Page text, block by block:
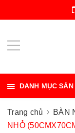
DANH MỤC SẢN
Trang chủ BÀN
NHỎ